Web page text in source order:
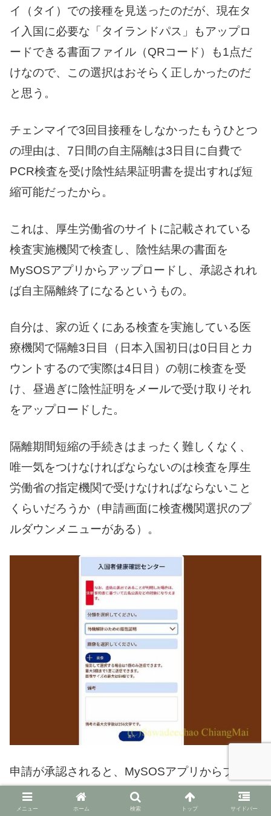
イ（タイ）での接種を見送ったのだが、現在タ
イ入国に必要な「タイランドパス」もアップロ
ードできる書面ファイル（QRコード）も1点だ
けなので、この選択はおそらく正しかったのだ
と思う。
チェンマイで3回目接種をしなかったもうひとつ
の理由は、7日間の自主隔離は3日目に自費で
PCR検査を受け陰性結果証明書を提出すれば短
縮可能だったから。
これは、厚生労働省のサイトに記載されている
検査実施機関で検査し、陰性結果の書面を
MySOSアプリからアップロードし、承認されれ
ば自主隔離終了になるというもの。
自分は、家の近くにある検査を実施している医
療機関で隔離3日目（日本入国初日は0日目とカ
ウントするので実際は4日目）の朝に検査を受
け、昼過ぎに陰性証明をメールで受け取りそれ
をアップロードした。
隔離期間短縮の手続きはまったく難しくなく、
唯一気をつけなければならないのは検査を厚生
労働省の指定機関で受けなければならないこと
くらいだろうか（申請画面に検査機関選択のプ
ルダウンメニューがある）。
申請が承認されると、MySOSアプリからプッシ
ュ通知が届く。
メニュー ホーム 検索 トップ サイドバー